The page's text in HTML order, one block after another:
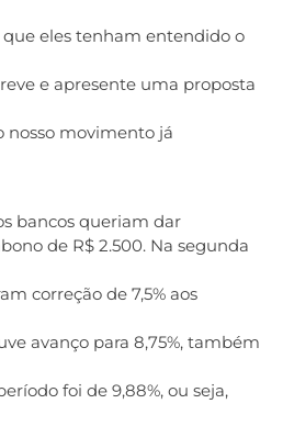
que eles tenham entendido o
e apresente uma proposta
nosso movimento já
bancos queriam dar
de R$ 2.500. Na segunda
correção de 7,5% aos
avanço para 8,75%, também
foi de 9,88%, ou seja,